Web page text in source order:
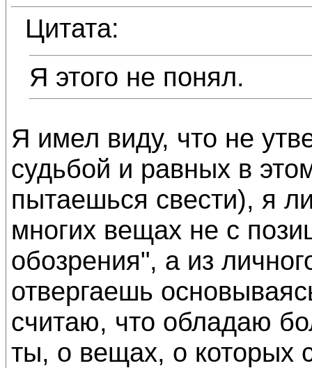
Цитата:
Я этого не понял.
Я имел виду, что не
судьбой и равных в
пытаешься свести), я
многих вещах не с
обозрения", а из
отвергаешь
считаю, что обладаю
ты, о вещах, о которых